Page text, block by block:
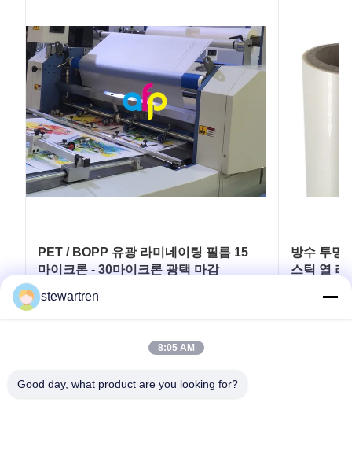
PET / BOPP 유광 라미네이팅 필름 15
마이크론 - 30마이크론 광택 마감
방수 투명
스틱 열 라
stewartren
8:05 AM
Good day, what product are you looking for?